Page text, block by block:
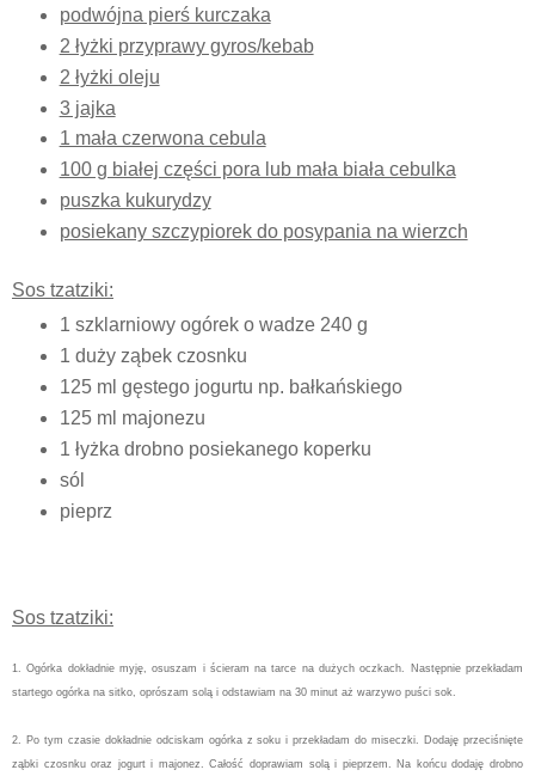
podwójna pierś kurczaka
2 łyżki przyprawy gyros/kebab
2 łyżki oleju
3 jajka
1 mała czerwona cebula
100 g białej części pora lub mała biała cebulka
puszka kukurydzy
posiekany szczypiorek do posypania na wierzch
Sos tzatziki:
1 szklarniowy ogórek o wadze 240 g
1 duży ząbek czosnku
125 ml gęstego jogurtu np. bałkańskiego
125 ml majonezu
1 łyżka drobno posiekanego koperku
sól
pieprz
Sos tzatziki:
1. Ogórka dokładnie myję, osuszam i ścieram na tarce na dużych oczkach. Następnie przekładam
startego ogórka na sitko, oprószam solą i odstawiam na 30 minut aż warzywo puści sok.
2. Po tym czasie dokładnie odciskam ogórka z soku i przekładam do miseczki. Dodaję przeciśnięte
ząbki czosnku oraz jogurt i majonez. Całość doprawiam solą i pieprzem. Na końcu dodaję drobno